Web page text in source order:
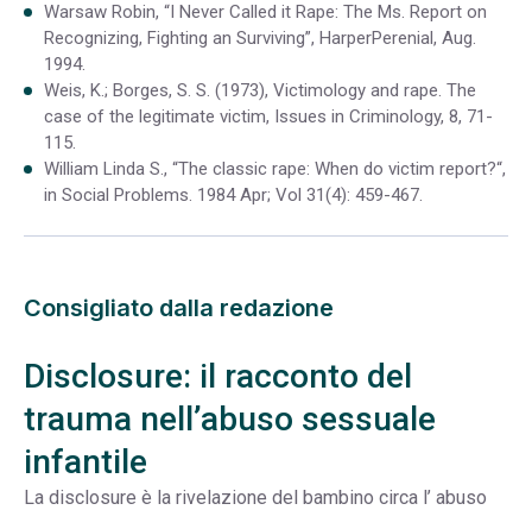
Warsaw Robin, “I Never Called it Rape: The Ms. Report on
Recognizing, Fighting an Surviving”, HarperPerenial, Aug.
1994.
Weis, K.; Borges, S. S. (1973), Victimology and rape. The
case of the legitimate victim, Issues in Criminology, 8, 71-
115.
William Linda S., “The classic rape: When do victim report?“,
in Social Problems. 1984 Apr; Vol 31(4): 459-467.
Consigliato dalla redazione
Disclosure: il racconto del
trauma nell’abuso sessuale
infantile
La disclosure è la rivelazione del bambino circa l’ abuso